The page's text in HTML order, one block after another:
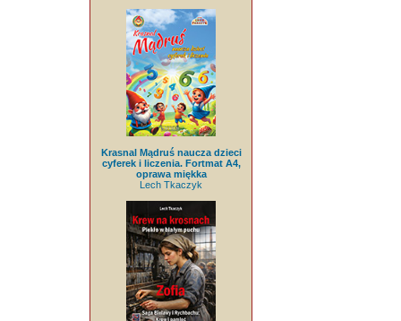
Krasnal Mądruś naucza dzieci
cyferek i liczenia. Fortmat A4,
oprawa miękka
Lech Tkaczyk